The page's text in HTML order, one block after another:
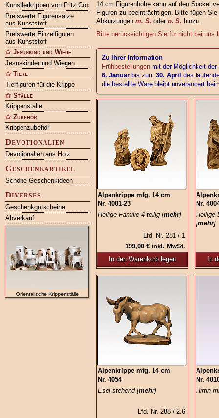
Künstlerkrippen von Fritz Cox
Preiswerte Figurensätze
aus Kunststoff
Preiswerte Einzelfiguren
aus Kunststoff
Jesuskind und Wiege
Jesuskinder und Wiegen
Tiere
Tierfiguren für die Krippe
Ställe
Krippenställe
Zubehör
Krippenzubehör
Devotionalien
Devotionalien aus Holz
Geschenkartikel
Schöne Geschenkideen
Diverses
Geschenkgutscheine
Abverkauf
Orientalische Krippenställe
14 cm Figurenhöhe kann auf den Sockel
Figuren zu beeinträchtigen. Bitte fügen
Abkürzungen m. S. oder o. S. hinzu.
Bitte berücksichtigen Sie für nicht bei uns
Zu Ihrer Information
Frühbestellungen mit der Möglichkeit
6. Januar bis zum 30. April des
die bestellte Ware bleibt unverändert
Alpenkrippe mfg. 14 cm
Nr. 4001-23
Heilige Familie 4-teilig [mehr]
Lfd. Nr. 281 / 1
199,00 € inkl. MwSt.
In den Warenkorb legen
Nr.
Heilige
[mehr]
In
Alpenkrippe mfg. 14 cm
Nr. 4054
Esel stehend [mehr]
Lfd. Nr. 288 / 2.6
Nr.
Hirtin